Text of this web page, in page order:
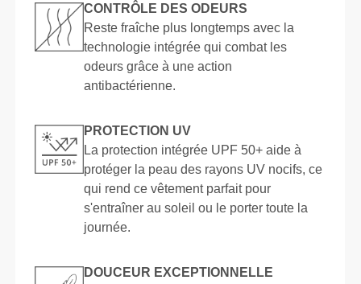
CONTRÔLE DES ODEURS
Reste fraîche plus longtemps avec la
technologie intégrée qui combat les
odeurs grâce à une action
antibactérienne.
PROTECTION UV
La protection intégrée UPF 50+ aide à
protéger la peau des rayons UV nocifs, ce
qui rend ce vêtement parfait pour
s'entraîner au soleil ou le porter toute la
journée.
DOUCEUR EXCEPTIONNELLE